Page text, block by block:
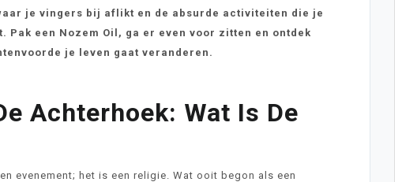
je vingers bij aflikt en de absurde activiteiten die je
Pak een Nozem Oil, ga er even voor zitten en ontdek
je leven gaat veranderen.
Achterhoek: Wat Is De
evenement; het is een religie. Wat ooit begon als een